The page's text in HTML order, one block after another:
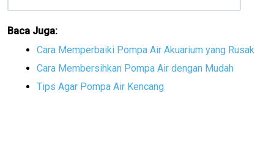
Baca Juga:
Cara Memperbaiki Pompa Air Akuarium yang Rusak
Cara Membersihkan Pompa Air dengan Mudah
Tips Agar Pompa Air Kencang